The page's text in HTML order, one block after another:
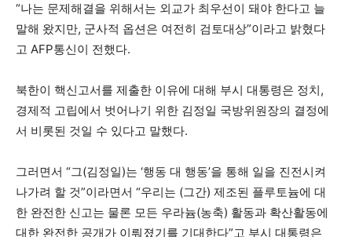
“나는 문제해결을 위해서는 외교가 최우선이 돼야 한다고 늘
말해 왔지만, 군사적 옵션은 여전히 검토대상”이라고 밝혔다
고 AFP통신이 전했다.
북한이 핵신고서를 제출한 이유에 대해 부시 대통령은 정치,
경제적 고립에서 벗어나기 위한 김정일 국방위원장의 결정에
서 비롯된 것일 수 있다고 말했다.
그러면서 “그(김정일)는 ‘행동 대 행동’을 통해 일을 진전시켜
나가려 할 것”이라면서 “우리는 (그간) 제조된 플루토늄에 대
한 완전한 신고는 물론 모든 우라늄(농축) 활동과 확산활동에
대한 완전한 공개가 이뤄졌기를 기대한다”고 부시 대통령은